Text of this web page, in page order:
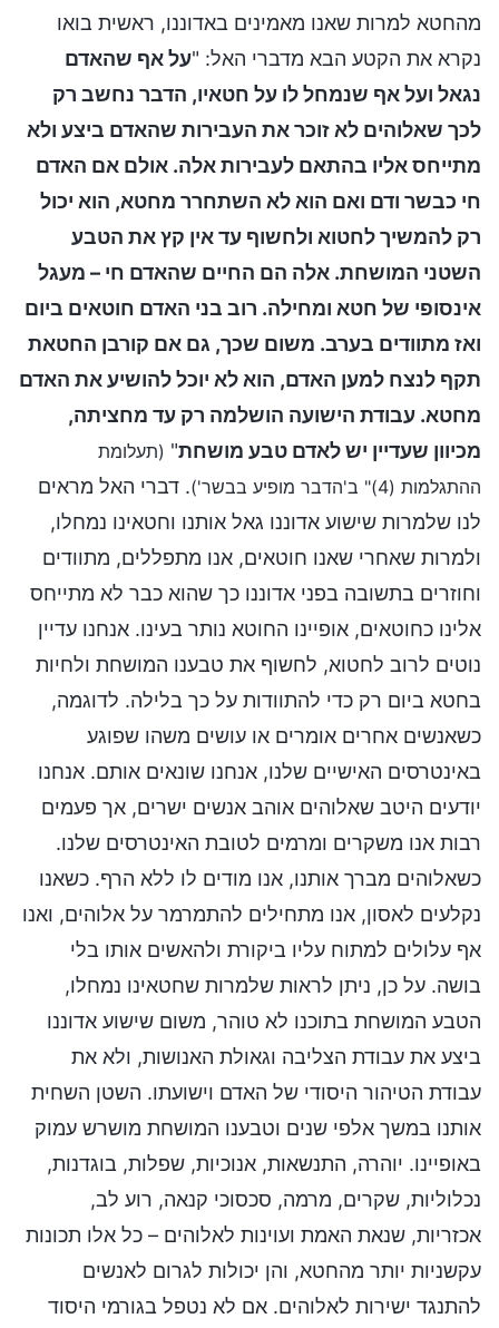
מהחטא למרות שאנו מאמינים באדוננו, ראשית בואו
נקרא את הקטע הבא מדברי האל: "על אף שהאדם
נגאל ועל אף שנמחל לו על חטאיו, הדבר נחשב רק
לכך שאלוהים לא זוכר את העבירות שהאדם ביצע ולא
מתייחס אליו בהתאם לעבירות אלה. אולם אם האדם
חי כבשר ודם ואם הוא לא השתחרר מחטא, הוא יכול
רק להמשיך לחטוא ולחשוף עד אין קץ את הטבע
השטני המושחת. אלה הם החיים שהאדם חי – מעגל
אינסופי של חטא ומחילה. רוב בני האדם חוטאים ביום
ואז מתוודים בערב. משום שכך, גם אם קורבן החטאת
תקף לנצח למען האדם, הוא לא יוכל להושיע את האדם
מחטא. עבודת הישועה הושלמה רק עד מחציתה,
מכיוון שעדיין יש לאדם טבע מושחת" (תעלומת
ההתגלמות (4)" ב'הדבר מופיע בבשר')
. דברי האל מראים
לנו שלמרות שישוע אדוננו גאל אותנו וחטאינו נמחלו,
ולמרות שאחרי שאנו חוטאים, אנו מתפללים, מתוודים
וחוזרים בתשובה בפני אדוננו כך שהוא כבר לא מתייחס
אלינו כחוטאים, אופיינו החוטא נותר בעינו. אנחנו עדיין
נוטים לרוב לחטוא, לחשוף את טבענו המושחת ולחיות
בחטא ביום רק כדי להתוודות על כך בלילה. לדוגמה,
כשאנשים אחרים אומרים או עושים משהו שפוגע
באינטרסים האישיים שלנו, אנחנו שונאים אותם. אנחנו
יודעים היטב שאלוהים אוהב אנשים ישרים, אך פעמים
רבות אנו משקרים ומרמים לטובת האינטרסים שלנו.
כשאלוהים מברך אותנו, אנו מודים לו ללא הרף. כשאנו
נקלעים לאסון, אנו מתחילים להתמרמר על אלוהים, ואנו
אף עלולים למתוח עליו ביקורת ולהאשים אותו בלי
בושה. על כן, ניתן לראות שלמרות שחטאינו נמחלו,
הטבע המושחת בתוכנו לא טוהר, משום שישוע אדוננו
ביצע את עבודת הצליבה וגאולת האנושות, ולא את
עבודת הטיהור היסודי של האדם וישועתו. השטן השחית
אותנו במשך אלפי שנים וטבענו המושחת מושרש עמוק
באופיינו. יוהרה, התנשאות, אנוכיות, שפלות, בוגדנות,
נכלוליות, שקרים, מרמה, סכסוכי קנאה, רוע לב,
אכזריות, שנאת האמת ועוינות לאלוהים – כל אלו תכונות
עקשניות יותר מהחטא, והן יכולות לגרום לאנשים
להתנגד ישירות לאלוהים. אם לא נטפל בגורמי היסוד